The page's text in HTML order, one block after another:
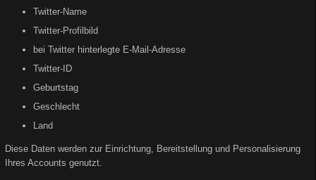
Twitter-Name
Twitter-Profilbild
bei Twitter hinterlegte E-Mail-Adresse
Twitter-ID
Geburtstag
Geschlecht
Land
Diese Daten werden zur Einrichtung, Bereitstellung und Personalisierung
Ihres Accounts genutzt.